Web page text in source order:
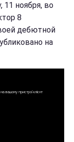
11 ноября, во
8
дебютной
на